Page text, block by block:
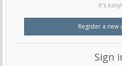
It's easy!
Register a new
Sign